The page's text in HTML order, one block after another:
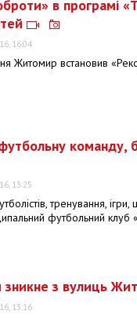
в програмі
16:04
Житомир встановив
13:25
тренування,
футбольний
з вулиць
13:16